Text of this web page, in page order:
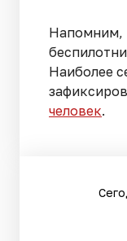
Напомним,
Наиболее
человек.